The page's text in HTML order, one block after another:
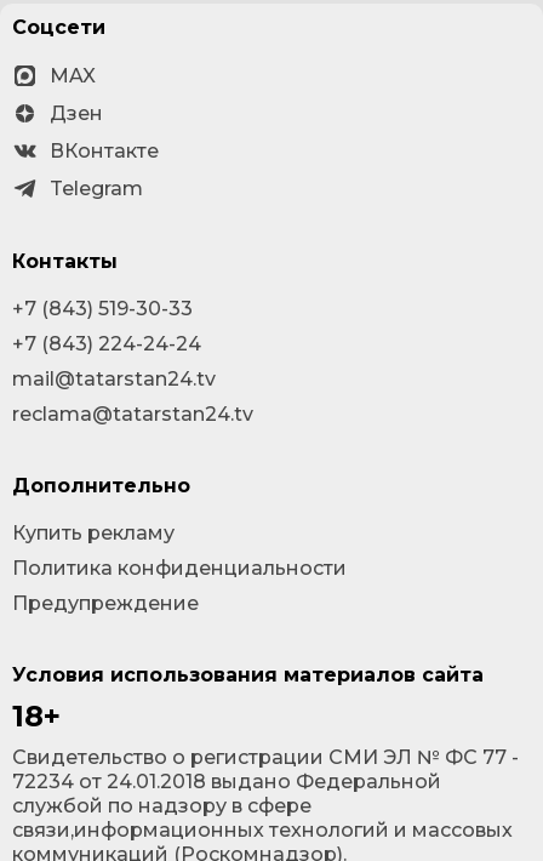
Условия использования материалов сайта
18+
Cвидетельство о регистрации СМИ ЭЛ № ФС 77 -
72234 от 24.01.2018 выдано Федеральной
службой по надзору в сфере
связи,информационных технологий и массовых
коммуникаций (Роскомнадзор).
Соцсети
MAX
Дзен
ВКонтакте
Telegram
Контакты
+7 (843) 519-30-33
+7 (843) 224-24-24
mail@tatarstan24.tv
reclama@tatarstan24.tv
Дополнительно
Купить рекламу
Политика конфиденциальности
Предупреждение